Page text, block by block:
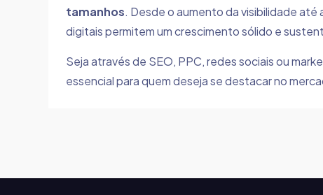
tamanhos. Desde o aumento da visibilidade
digitais permitem um crescimento sólido e
Seja através de SEO, PPC, redes sociais ou
essencial para quem deseja se destacar no